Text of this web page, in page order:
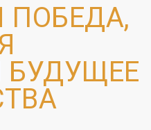
ПОБЕДА,
БУДУЩЕЕ